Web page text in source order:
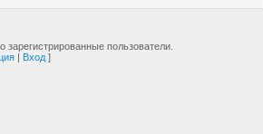
зарегистрированные пользователи.
| Вход ]